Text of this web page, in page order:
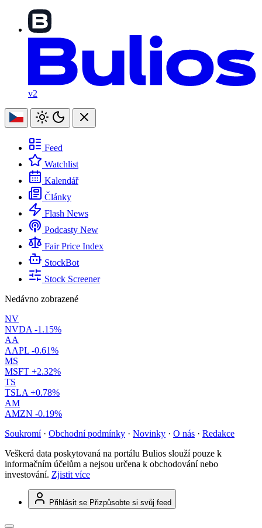
v2
Feed
Watchlist
Kalendář
Články
Flash News
Podcasty New
Fair Price Index
StockBot
Stock Screener
Nedávno zobrazené
NV
NVDA -1.15%
AA
AAPL -0.61%
MS
MSFT +2.32%
TS
TSLA +0.78%
AM
AMZN -0.19%
Soukromí · Obchodní podmínky · Novinky · O nás · Redakce
Veškerá data poskytovaná na portálu Bulios slouží pouze k
informačním účelům a nejsou určena k obchodování nebo
investování. Zjistit více
Přihlásit se Přizpůsobte si svůj feed